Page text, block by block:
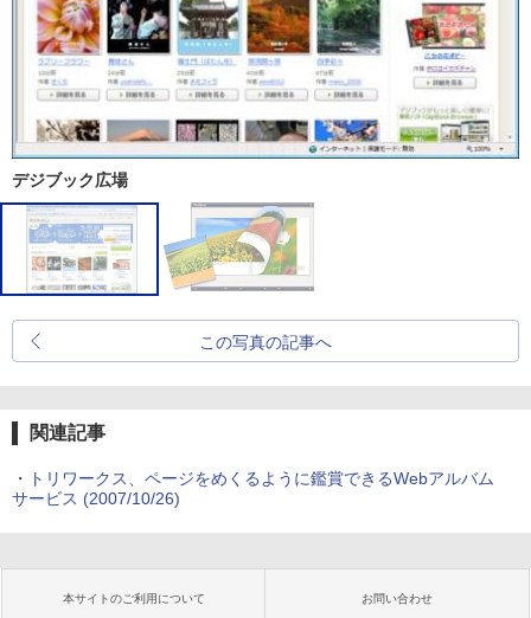
デジブック広場
この写真の記事へ
関連記事
・
トリワークス、ページをめくるように鑑賞できるWebアルバム
サービス (2007/10/26)
本サイトのご利用について お問い合わせ